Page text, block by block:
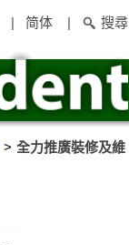
| 简体 | 搜尋
全力推廣裝修及維